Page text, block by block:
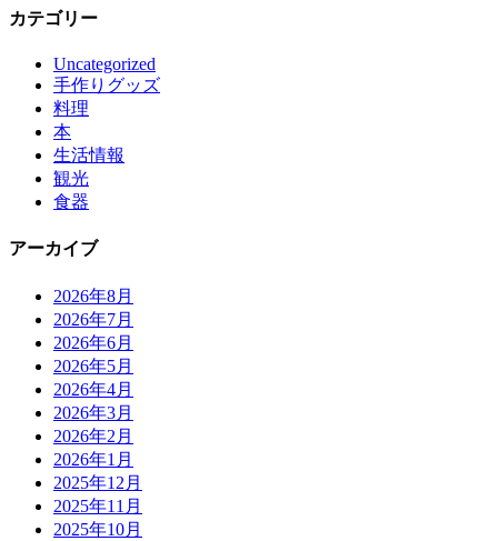
カテゴリー
Uncategorized
手作りグッズ
料理
本
生活情報
観光
食器
アーカイブ
2026年8月
2026年7月
2026年6月
2026年5月
2026年4月
2026年3月
2026年2月
2026年1月
2025年12月
2025年11月
2025年10月